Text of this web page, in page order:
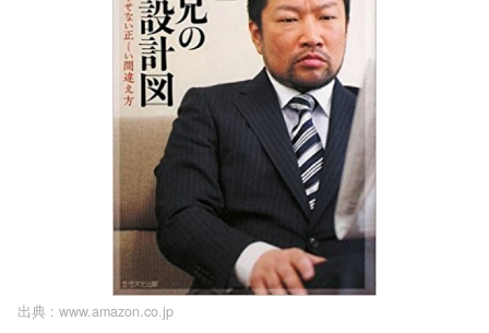
出典 : www.amazon.co.jp